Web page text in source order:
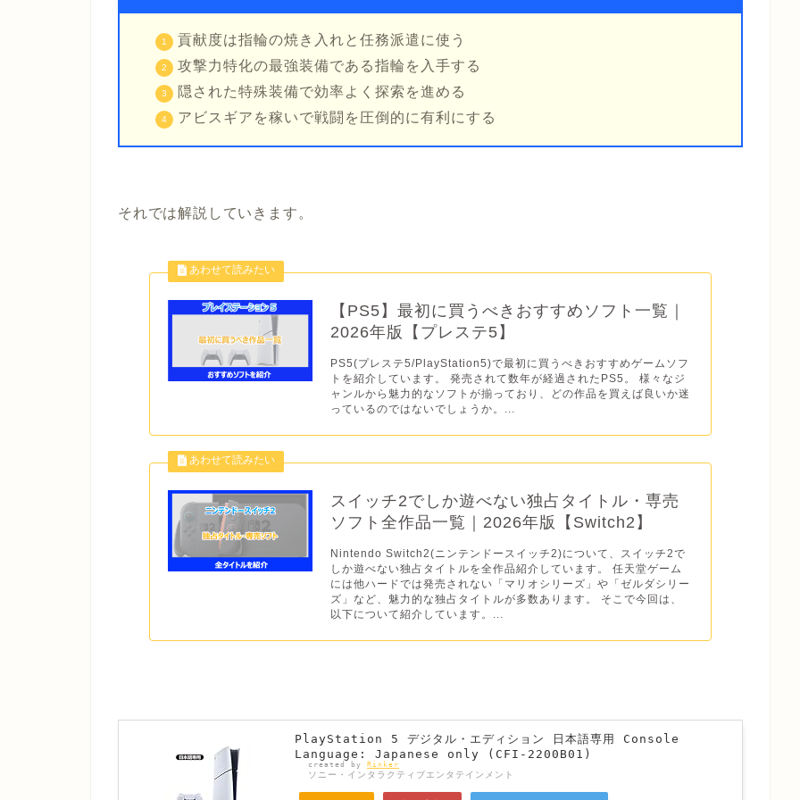
貢献度は指輪の焼き入れと任務派遣に使う
攻撃力特化の最強装備である指輪を入手する
隠された特殊装備で効率よく探索を進める
アビスギアを稼いで戦闘を圧倒的に有利にする
それでは解説していきます。
【PS5】最初に買うべきおすすめソフト一覧｜
2026年版【プレステ5】
PS5(プレステ5/PlayStation5)で最初に買うべきおすすめゲームソフ
トを紹介しています。 発売されて数年が経過されたPS5。 様々なジ
ャンルから魅力的なソフトが揃っており、どの作品を買えば良いか迷
っているのではないでしょうか。...
スイッチ2でしか遊べない独占タイトル・専売
ソフト全作品一覧｜2026年版【Switch2】
Nintendo Switch2(ニンテンドースイッチ2)について、スイッチ2で
しか遊べない独占タイトルを全作品紹介しています。 任天堂ゲーム
には他ハードでは発売されない「マリオシリーズ」や「ゼルダシリー
ズ」など、魅力的な独占タイトルが多数あります。 そこで今回は、
以下について紹介しています。...
PlayStation 5 デジタル・エディション 日本語専用 Console
Language: Japanese only (CFI-2200B01)
created by Rinker
ソニー・インタラクティブエンタテインメント